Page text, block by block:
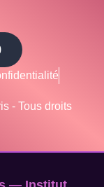
- Tous droits